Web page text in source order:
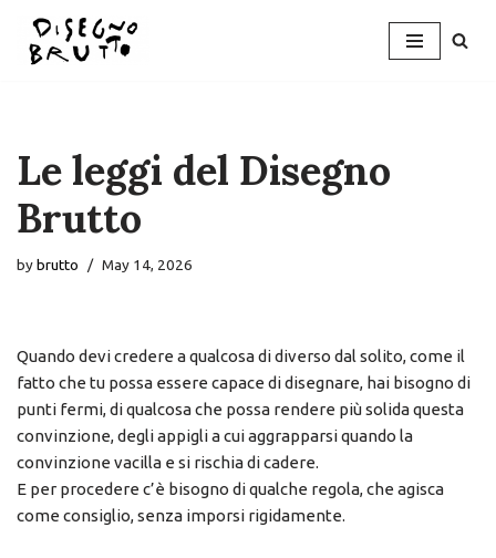
Skip
Le leggi del Disegno
Brutto
bybrutto May 14, 2026
Quando devi credere a qualcosa di diverso dal solito, come il
fatto che tu possa essere capace di disegnare, hai bisogno di
punti fermi, di qualcosa che possa rendere più solida questa
convinzione, degli appigli a cui aggrapparsi quando la
convinzione vacilla e si rischia di cadere.
E per procedere c’è bisogno di qualche regola, che agisca
come consiglio, senza imporsi rigidamente.